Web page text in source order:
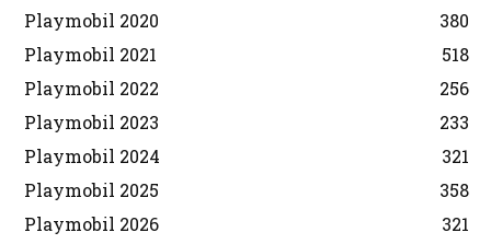
Playmobil 2020
380
Playmobil 2021
518
Playmobil 2022
256
Playmobil 2023
233
Playmobil 2024
321
Playmobil 2025
358
Playmobil 2026
321